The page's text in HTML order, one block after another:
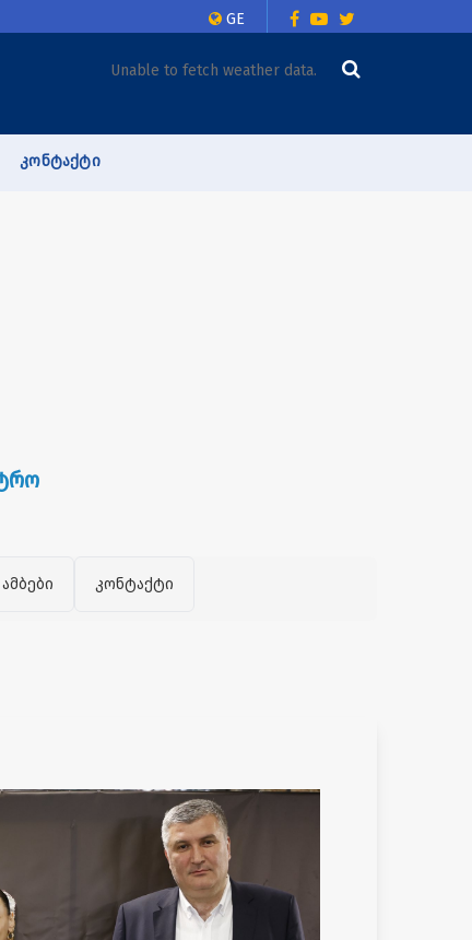
GE
Unable to fetch weather data.
ᲙᲝᲜᲢᲐᲥᲢᲘ
კონტაქტი